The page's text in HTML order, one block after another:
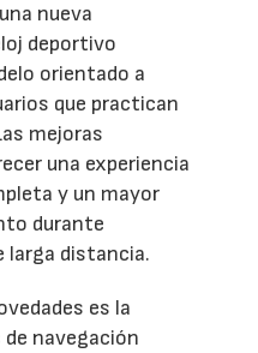
nueva
deportivo
orientado a
que practican
mejoras
una experiencia
y un mayor
durante
larga distancia.
es la
navegación